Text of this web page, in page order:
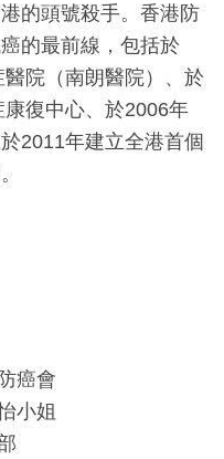
的頭號殺手。香港防
的最前線，包括於
院（南朗醫院）、於
復中心、於2006年
2011年建立全港首個
癌會
小姐